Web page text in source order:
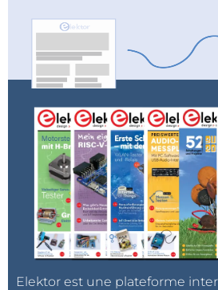
Elektor est une plateforme